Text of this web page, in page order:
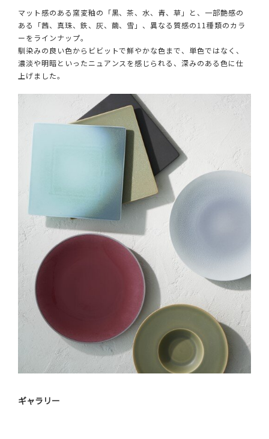
マット感のある窯変釉の「黒、茶、水、青、草」と、一部艶感の
ある「茜、真珠、鉄、灰、繭、雪」、異なる質感の11種類のカラ
ーをラインナップ。
馴染みの良い色からビビットで鮮やかな色まで、単色ではなく、
濃淡や明暗といったニュアンスを感じられる、深みのある色に仕
上げました。
ギャラリー